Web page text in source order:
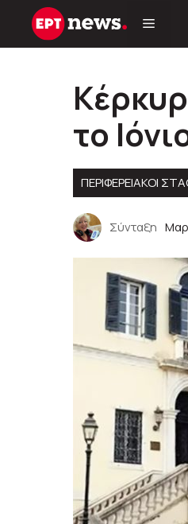
Μετάβαση
το
ΠΕΡΙΦΕΡΕΙΑΚΟΊ
Σύνταξη